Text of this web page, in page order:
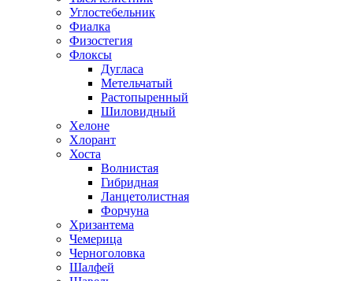
Углостебельник
Фиалка
Физостегия
Флоксы
Дугласа
Метельчатый
Растопыренный
Шиловидный
Хелоне
Хлорант
Хоста
Волнистая
Гибридная
Ланцетолистная
Форчуна
Хризантема
Чемерица
Черноголовка
Шалфей